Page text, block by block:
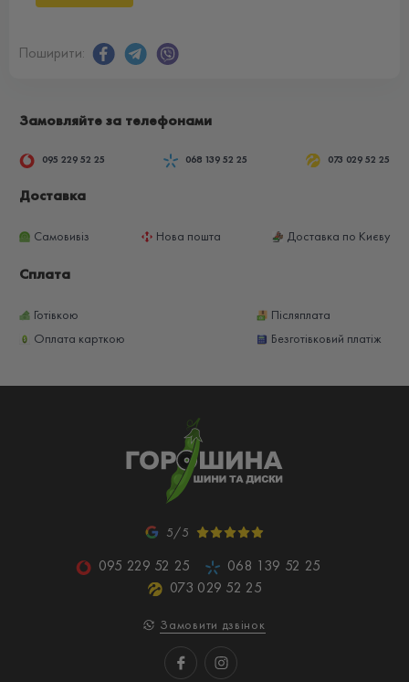
Поширити:
Замовляйте за телефонами
095 229 52 25 068 139 52 25 073 029 52 25
Доставка
Самовивіз Нова пошта Доставка по Києву
Сплата
Готівкою
Післяплата
Оплата карткою
Безготівковий платіж
5/5
095 229 52 25
068 139 52 25
073 029 52 25
Замовити дзвінок